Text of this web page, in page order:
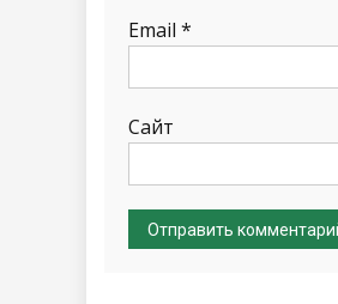
Email *
Сайт